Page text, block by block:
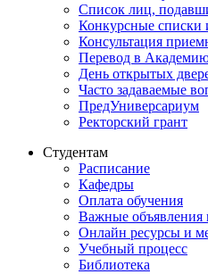
Список лиц,
Конкурсные списки
Консультация
Перевод в
День открытых
Часто задаваемые
ПредУниверсариум
Ректорский грант
Студентам
Расписание
Кафедры
Оплата обучения
Важные объявления
Онлайн ресурсы и
Учебный процесс
Библиотека